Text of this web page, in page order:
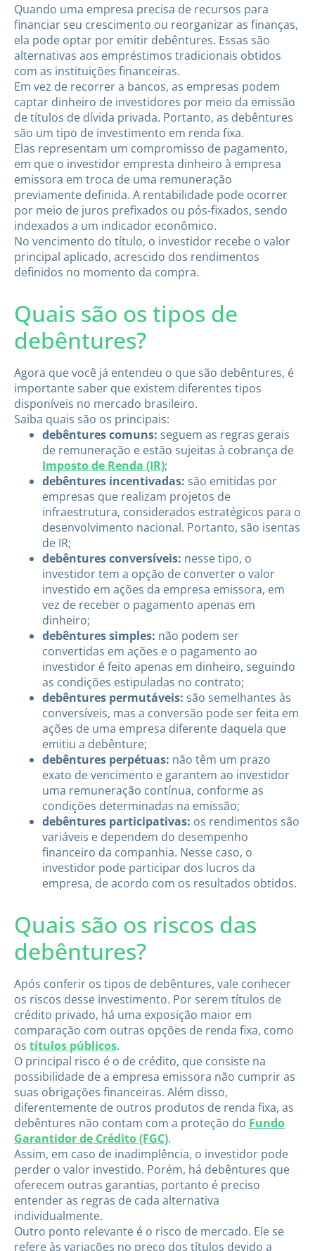
Quando uma empresa precisa de recursos para
financiar seu crescimento ou reorganizar as finanças,
ela pode optar por emitir debêntures. Essas são
alternativas aos empréstimos tradicionais obtidos
com as instituições financeiras.
Em vez de recorrer a bancos, as empresas podem
captar dinheiro de investidores por meio da emissão
de títulos de dívida privada. Portanto, as debêntures
são um tipo de investimento em renda fixa.
Elas representam um compromisso de pagamento,
em que o investidor empresta dinheiro à empresa
emissora em troca de uma remuneração
previamente definida. A rentabilidade pode ocorrer
por meio de juros prefixados ou pós-fixados, sendo
indexados a um indicador econômico.
No vencimento do título, o investidor recebe o valor
principal aplicado, acrescido dos rendimentos
definidos no momento da compra.
Quais são os tipos de
debêntures?
Agora que você já entendeu o que são debêntures, é
importante saber que existem diferentes tipos
disponíveis no mercado brasileiro.
Saiba quais são os principais:
debêntures comuns: seguem as regras gerais
de remuneração e estão sujeitas à cobrança de
Imposto de Renda (IR);
debêntures incentivadas: são emitidas por
empresas que realizam projetos de
infraestrutura, considerados estratégicos para o
desenvolvimento nacional. Portanto, são isentas
de IR;
debêntures conversíveis: nesse tipo, o
investidor tem a opção de converter o valor
investido em ações da empresa emissora, em
vez de receber o pagamento apenas em
dinheiro;
debêntures simples: não podem ser
convertidas em ações e o pagamento ao
investidor é feito apenas em dinheiro, seguindo
as condições estipuladas no contrato;
debêntures permutáveis: são semelhantes às
conversíveis, mas a conversão pode ser feita em
ações de uma empresa diferente daquela que
emitiu a debênture;
debêntures perpétuas: não têm um prazo
exato de vencimento e garantem ao investidor
uma remuneração contínua, conforme as
condições determinadas na emissão;
debêntures participativas: os rendimentos são
variáveis e dependem do desempenho
financeiro da companhia. Nesse caso, o
investidor pode participar dos lucros da
empresa, de acordo com os resultados obtidos.
Quais são os riscos das
debêntures?
Após conferir os tipos de debêntures, vale conhecer
os riscos desse investimento. Por serem títulos de
crédito privado, há uma exposição maior em
comparação com outras opções de renda fixa, como
os títulos públicos.
O principal risco é o de crédito, que consiste na
possibilidade de a empresa emissora não cumprir as
suas obrigações financeiras. Além disso,
diferentemente de outros produtos de renda fixa, as
debêntures não contam com a proteção do Fundo
Garantidor de Crédito (FGC).
Assim, em caso de inadimplência, o investidor pode
perder o valor investido. Porém, há debêntures que
oferecem outras garantias, portanto é preciso
entender as regras de cada alternativa
individualmente.
Outro ponto relevante é o risco de mercado. Ele se
refere às variações no preço dos títulos devido a